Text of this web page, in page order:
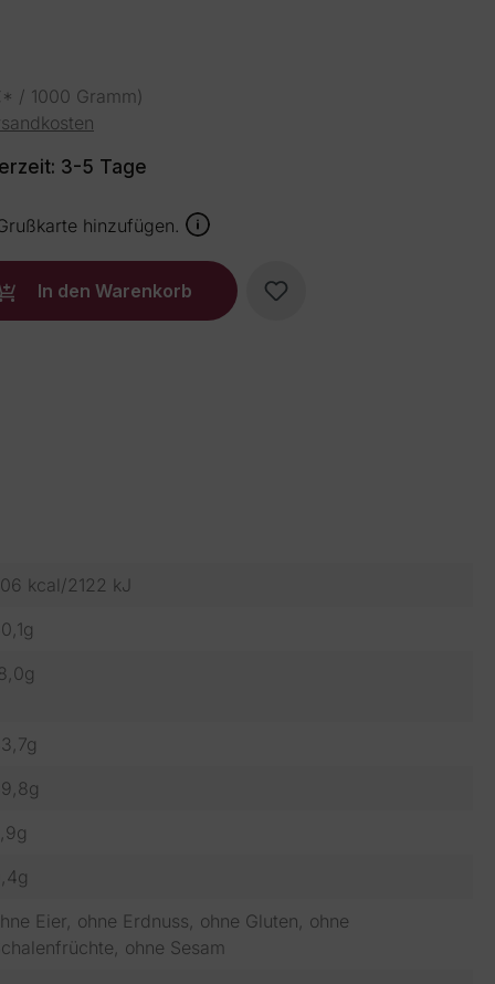
/ 1000 Gramm)
3-5 Tage
hinzufügen.
den gewünschten Wert ein oder
In den Warenkorb
kcal/2122 kJ
Eier, ohne Erdnuss, ohne Gluten, ohne
, ohne Sesam